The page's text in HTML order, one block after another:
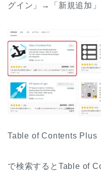
グイン」→「新規追加」
Table of Contents Plus
で検索するとTable of